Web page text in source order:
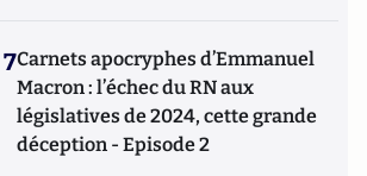
7Carnets apocryphes d’Emmanuel
Macron : l’échec du RN aux
législatives de 2024, cette grande
déception - Episode 2